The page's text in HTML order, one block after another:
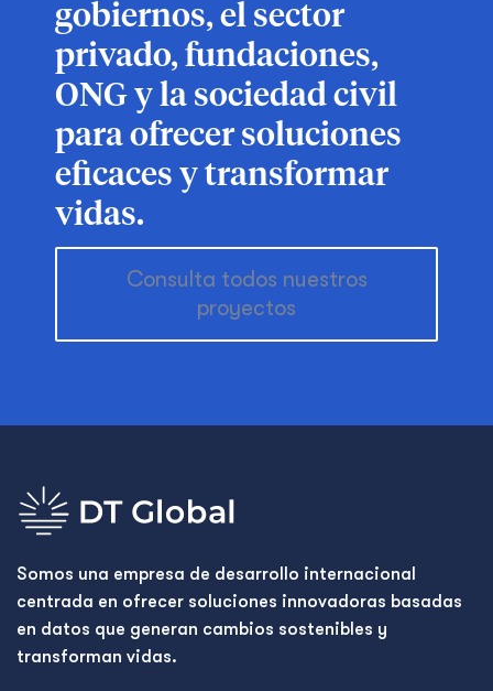
gobiernos, el sector
privado, fundaciones,
ONG y la sociedad civil
para ofrecer soluciones
eficaces y transformar
vidas.
Consulta todos nuestros
proyectos
Somos una empresa de desarrollo internacional
centrada en ofrecer soluciones innovadoras basadas
en datos que generan cambios sostenibles y
transforman vidas.